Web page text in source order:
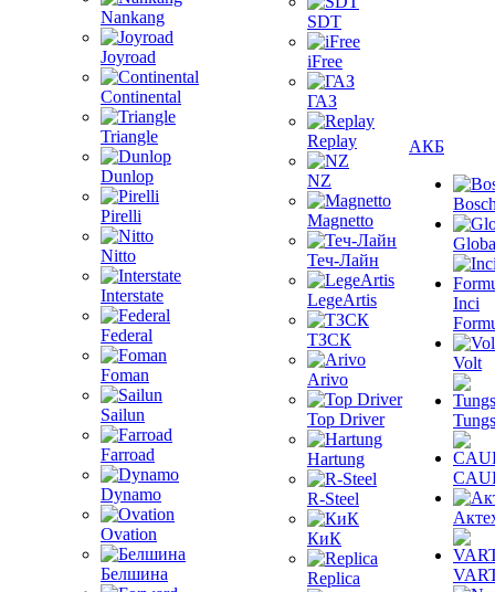
Nankang
Joyroad
Continental
Triangle
Dunlop
Pirelli
Nitto
Interstate
Federal
Foman
Sailun
Farroad
Dynamo
Ovation
Белшина
SDT
iFree
ГАЗ
Replay
NZ
Magnetto
Теч-Лайн
LegeArtis
ТЗСК
Arivo
Top Driver
Hartung
R-Steel
КиК
Replica
АКБ
Inci
Volt